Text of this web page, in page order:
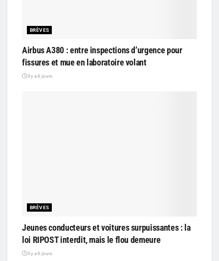
BRÈVES
Airbus A380 : entre inspections d’urgence pour
fissures et mue en laboratoire volant
il y a 6 jours
BRÈVES
Jeunes conducteurs et voitures surpuissantes : la
loi RIPOST interdit, mais le flou demeure
il y a 6 jours